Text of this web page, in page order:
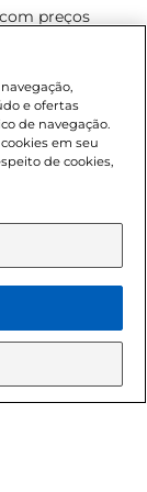
preços
para
podendo
a venda
conforme
Criança e do
para o
on-line é de
e ofertas
de navegação.
em seu
de cookies,